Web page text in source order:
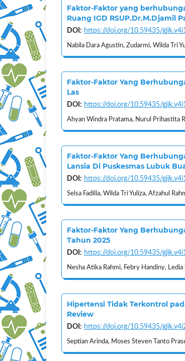
Faktor-Faktor yang
Ruang IGD RSUP.Dr.M.Djamil
DOI: https://doi.org/10.59435/
Nabila Dara Agustin, Zudarmi, Wilda Tri
Faktor-Faktor Yang
Las
DOI: https://doi.org/10.59435/
Ahyan Windra Pratama, Nurul Prihastita
Faktor-Faktor Yang
Lansia Di Puskesmas Lubuk
DOI: https://doi.org/10.59435/
Selsa Fadilla, Wilda Tri Yuliza, Afzahul
Faktor-Faktor Yang
Tahun 2025
DOI: https://doi.org/10.59435/
Nesha Atika Rahmi, Febry Handiny, Ledia
Hipertensi Tidak Terkontrol
Review
DOI: https://doi.org/10.59435/
Septian Arinda, Moses Steven Tanto